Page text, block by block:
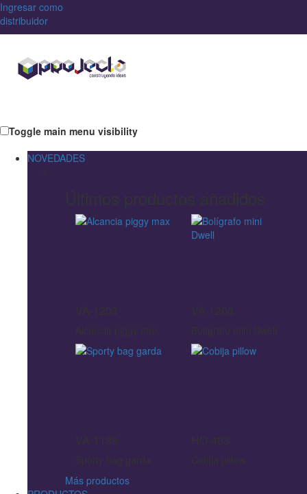
Ingresar como
distribuidor
Toggle main menu visibility
NOVEDADES
Últimos productos añadidos
VA-1203
Alcancia piggy max
VA-1203
Bolígrafo mini Dwell
VA-1189
Sporty bag garda
HO-403
Cobija pillow
Más productos